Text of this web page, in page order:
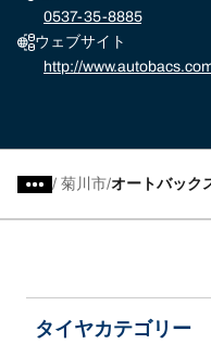
0537-35-8885
ウェブサイト
http://
/ 菊川市 オートバック
タイヤカテゴリー